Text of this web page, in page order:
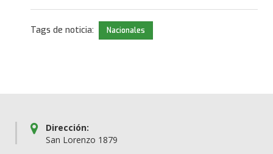
Tags de noticia: Nacionales
Dirección:
San Lorenzo 1879